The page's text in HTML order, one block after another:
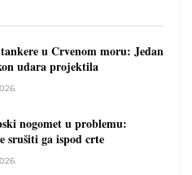
u Crvenom moru: Jedan
udara projektila
nogomet u problemu:
srušiti ga ispod crte